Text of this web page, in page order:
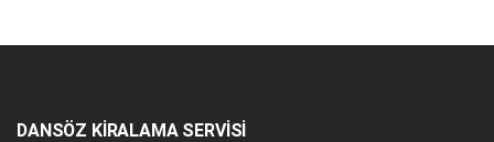
DANSÖZ KİRALAMA SERVİSİ